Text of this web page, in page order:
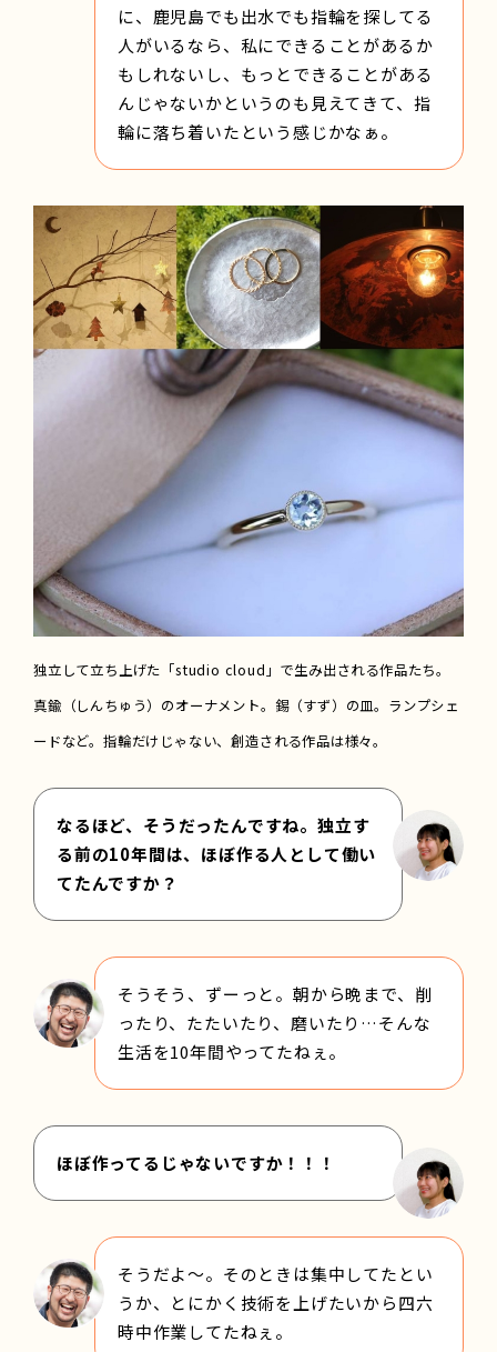
に、鹿児島でも出水でも指輪を探してる
人がいるなら、私にできることがあるか
もしれないし、もっとできることがある
んじゃないかというのも見えてきて、指
輪に落ち着いたという感じかなぁ。
独立して立ち上げた「studio cloud」で生み出される作品たち。
真鍮（しんちゅう）のオーナメント。錫（すず）の皿。ランプシェ
ードなど。指輪だけじゃない、創造される作品は様々。
なるほど、そうだったんですね。独立す
る前の10年間は、ほぼ作る人として働い
てたんですか？
そうそう、ずーっと。朝から晩まで、削
ったり、たたいたり、磨いたり…そんな
生活を10年間やってたねぇ。
ほぼ作ってるじゃないですか！！！
そうだよ～。そのときは集中してたとい
うか、とにかく技術を上げたいから四六
時中作業してたねぇ。